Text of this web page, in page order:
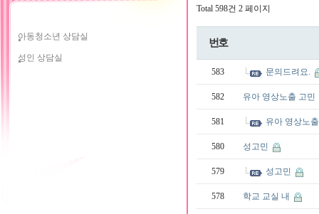
아동청소년 상담실
성인 상담실
Total 598건 2 페이지
번호
583 문의드려요.
582 유아 영상노출 고민
581 유아 영상노
580 성고민
579 성고민
578 학교 교실 내